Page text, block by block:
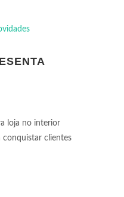
loja no interior
conquistar clientes